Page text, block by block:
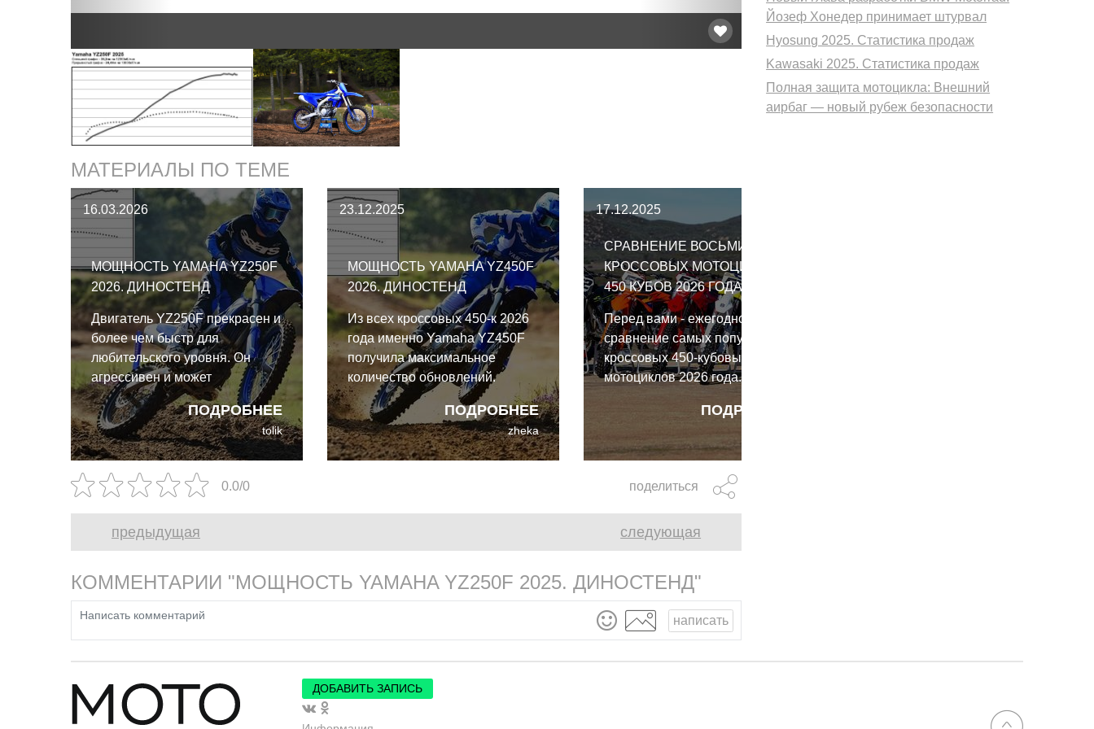
МАТЕРИАЛЫ ПО ТЕМЕ
16.03.2026
МОЩНОСТЬ YAMAHA YZ250F
2026. ДИНОСТЕНД
ПОДРОБНЕЕ
Двигатель YZ250F прекрасен и
более чем быстр для
любительского уровня. Он
агрессивен и может
похвастаться великолепным
откликом на газ. Единственная
к нему претензия - он слишком
громкий.
tolik
23.12.2025
МОЩНОСТЬ YAMAHA YZ450F
2026. ДИНОСТЕНД
ПОДРОБНЕЕ
Из всех кроссовых 450-к 2026
года именно Yamaha YZ450F
получила максимальное
количество обновлений.
Конечно, есть ещё Ducati и
Triumph, но среди
"старожилов" YZ показывает
наибольшее отличие от
zheka
17.12.2025
СРАВНЕНИЕ ВОСЬМИ
КРОССОВЫХ МОТОЦИКЛОВ
450 КУБОВ 2026 ГОДА
ПОДРОБНЕЕ
Перед вами - ежегодное
сравнение самых популярных
кроссовых 450-кубовых
мотоциклов 2026 года. В этом
весьма достойные.
0.0/0 поделиться
предыдущая следующая
КОММЕНТАРИИ "МОЩНОСТЬ YAMAHA YZ250F 2025. ДИНОСТЕНД"
написать
Йозеф Хонедер принимает штурвал
Hyosung 2025. Статистика продаж
Kawasaki 2025. Статистика продаж
Полная защита мотоцикла: Внешний
аирбаг — новый рубеж безопасности
ДОБАВИТЬ ЗАПИСЬ